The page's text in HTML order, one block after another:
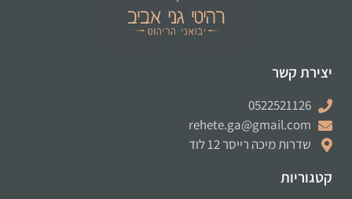
יצירת קשר
0522521126
rehete.ga@gmail.com
שדרות מיכה רייסר 12 לוד
קטגוריות